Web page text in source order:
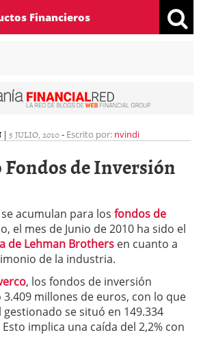
Financieros
| 5 JULIO, 2010- Escrito por: nvindi
de Inversión
acumulan para los fondos de
el mes de Junio de 2010 ha sido el
de Lehman Brothers en cuanto a
de la industria.
, los fondos de inversión
millones de euros, con lo que
se situó en 149.334
implica una caída del 2,2% con